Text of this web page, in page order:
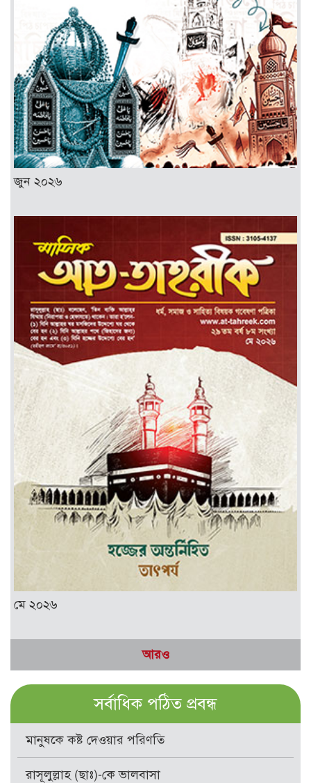
জুন ২০২৬
মে ২০২৬
আরও
সর্বাধিক পঠিত প্রবন্ধ
মানুষকে কষ্ট দেওয়ার পরিণতি
রাসূলুল্লাহ (ছাঃ)-কে ভালবাসা